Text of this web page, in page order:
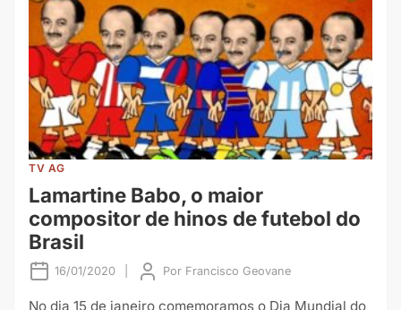
TV AG
Lamartine Babo, o maior
compositor de hinos de futebol do
Brasil
16/01/2020 Por Francisco Geovane
No dia 15 de janeiro comemoramos o Dia Mundial do